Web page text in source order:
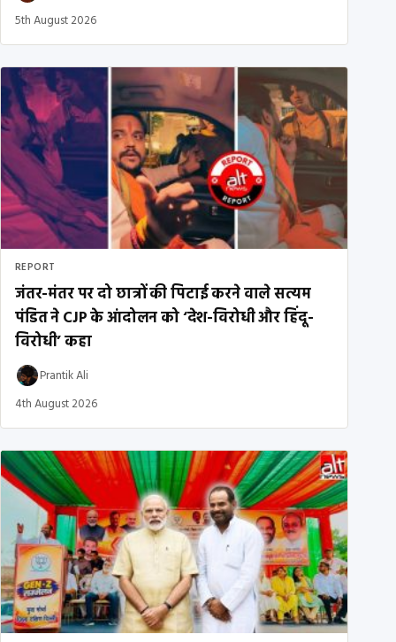
5th August 2026
REPORT
जंतर-मंतर पर दो छात्रों की पिटाई करने वाले सत्यम
पंडित ने CJP के आंदोलन को ‘देश-विरोधी और हिंदू-
विरोधी’ कहा
Prantik Ali
4th August 2026